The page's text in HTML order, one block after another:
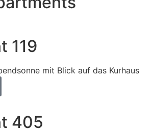
119
mit Blick auf das Kurhaus
405